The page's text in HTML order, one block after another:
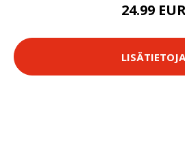
24.99
LISÄTIETOJA